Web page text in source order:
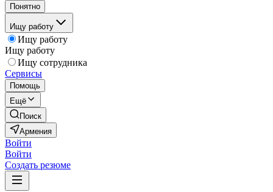
Понятно
Ищу работу
Ищу работу
Ищу работу
Ищу сотрудника
Сервисы
Помощь
Ещё
Поиск
Армения
Войти
Войти
Создать резюме